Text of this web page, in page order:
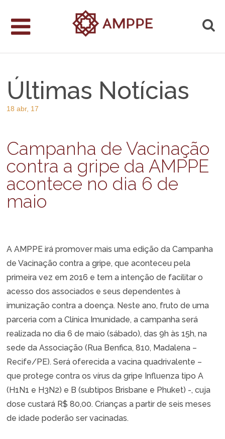
Últimas Notícias
18 abr, 17
Campanha de Vacinação
contra a gripe da AMPPE
acontece no dia 6 de
maio
A AMPPE irá promover mais uma edição da Campanha
de Vacinação contra a gripe, que aconteceu pela
primeira vez em 2016 e tem a intenção de facilitar o
acesso dos associados e seus dependentes à
imunização contra a doença. Neste ano, fruto de uma
parceria com a Clínica Imunidade, a campanha será
realizada no dia 6 de maio (sábado), das 9h às 15h, na
sede da Associação (Rua Benfica, 810, Madalena –
Recife/PE). Será oferecida a vacina quadrivalente –
que protege contra os vírus da gripe Influenza tipo A
(H1N1 e H3N2) e B (subtipos Brisbane e Phuket) -, cuja
dose custará R$ 80,00. Crianças a partir de seis meses
de idade poderão ser vacinadas.